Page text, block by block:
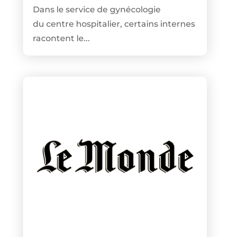
Dans le service de gynécologie
du centre hospitalier, certains internes
racontent le...